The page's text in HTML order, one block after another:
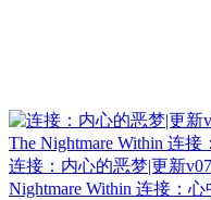
连接：内心的恶梦|更新
Nightmare Within 连接：